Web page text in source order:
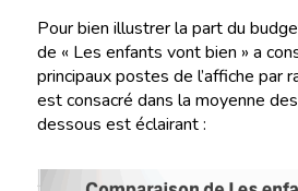
Pour bien illustrer la part du
de « Les enfants vont bien » a
principaux postes de l’affiche par
est consacré dans la moyenne
dessous est éclairant :